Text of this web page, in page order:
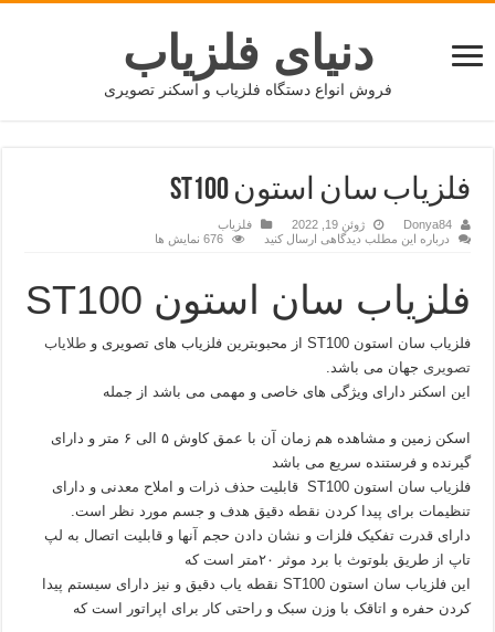
دنیای فلزیاب
فروش انواع دستگاه فلزیاب و اسکنر تصویری
فلزیاب سان استون ST100
Donya84 ژوئن 19, 2022
فلزیاب
درباره این مطلب دیدگاهی ارسال کنید
676 نمایش ها
فلزیاب سان استون ST100
فلزیاب سان استون ST100 از محبوبترین فلزیاب های تصویری و
طلایاب
تصویری جهان می باشد.
این اسکنر دارای ویژگی های خاصی و مهمی می باشد از جمله
اسکن زمین و مشاهده هم زمان آن با عمق کاوش ۵ الی ۶ متر و دارای
گیرنده و فرستنده سریع می باشد
فلزیاب سان استون ST100 قابلیت حذف ذرات و املاح معدنی و دارای
تنظیمات برای پیدا کردن نقطه دقیق هدف و جسم مورد نظر است.
دارای قدرت تفکیک فلزات و نشان دادن حجم آنها و قابلیت اتصال به لپ
تاپ از طریق بلوتوث با برد موثر ۲۰متر است که
این فلزیاب سان استون ST100 نقطه یاب دقیق و نیز دارای سیستم پیدا
کردن حفره و اتاقک با وزن سبک و راحتی کار برای اپراتور است که